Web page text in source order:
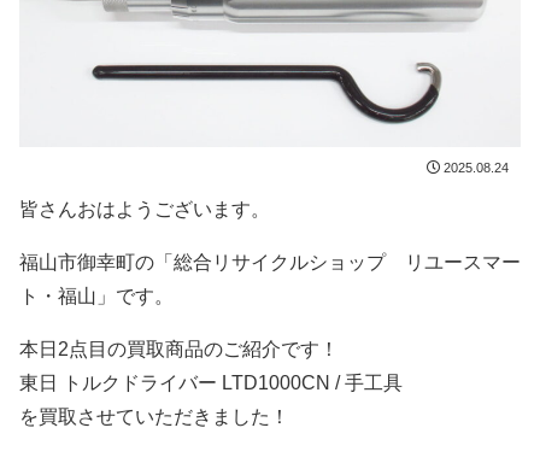
2025.08.24
皆さんおはようございます。
福山市御幸町の「総合リサイクルショップ リユースマー
ト・福山」です。
本日2点目の買取商品のご紹介です！
東日 トルクドライバー LTD1000CN / 手工具
を買取させていただきました！